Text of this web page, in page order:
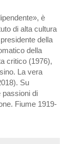
è
di alta cultura
della
della
critico (1976),
La vera
Su
passioni di
Fiume 1919-